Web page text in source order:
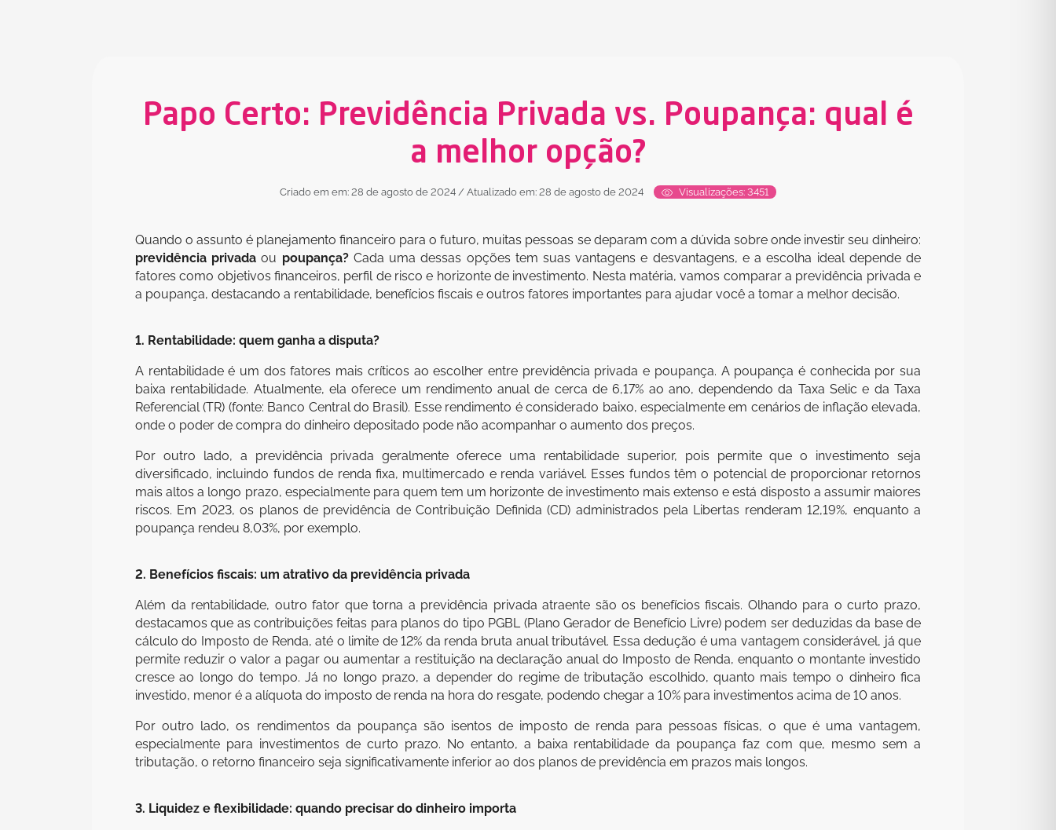
Papo Certo: Previdência Privada vs. Poupança: qual é
a melhor opção?
Criado em em: 28 de agosto de 2024 / Atualizado em: 28 de agosto de 2024 Visualizações: 3451
Quando o assunto é planejamento financeiro para o futuro, muitas pessoas se deparam com a dúvida sobre onde investir seu dinheiro:
previdência privada ou poupança?Cada uma dessas opções tem suas vantagens e desvantagens, e a escolha ideal depende de
fatores como objetivos financeiros, perfil de risco e horizonte de investimento. Nesta matéria, vamos comparar a previdência privada e
a poupança, destacando a rentabilidade, benefícios fiscais e outros fatores importantes para ajudar você a tomar a melhor decisão.
1. Rentabilidade: quem ganha a disputa?
A rentabilidade é um dos fatores mais críticos ao escolher entre previdência privada e poupança. A poupança é conhecida por sua
baixa rentabilidade. Atualmente, ela oferece um rendimento anual de cerca de 6,17% ao ano, dependendo da Taxa Selic e da Taxa
Referencial (TR) (fonte: Banco Central do Brasil). Esse rendimento é considerado baixo, especialmente em cenários de inflação elevada,
onde o poder de compra do dinheiro depositado pode não acompanhar o aumento dos preços.
Por outro lado, a previdência privada geralmente oferece uma rentabilidade superior, pois permite que o investimento seja
diversificado, incluindo fundos de renda fixa, multimercado e renda variável. Esses fundos têm o potencial de proporcionar retornos
mais altos a longo prazo, especialmente para quem tem um horizonte de investimento mais extenso e está disposto a assumir maiores
riscos. Em 2023, os planos de previdência de Contribuição Definida (CD) administrados pela Libertas renderam 12,19%, enquanto a
poupança rendeu 8,03%, por exemplo.
2. Benefícios fiscais: um atrativo da previdência privada
Além da rentabilidade, outro fator que torna a previdência privada atraente são os benefícios fiscais. Olhando para o curto prazo,
destacamos que as contribuições feitas para planos do tipo PGBL (Plano Gerador de Benefício Livre) podem ser deduzidas da base de
cálculo do Imposto de Renda, até o limite de 12% da renda bruta anual tributável. Essa dedução é uma vantagem considerável, já que
permite reduzir o valor a pagar ou aumentar a restituição na declaração anual do Imposto de Renda, enquanto o montante investido
cresce ao longo do tempo. Já no longo prazo, a depender do regime de tributação escolhido, quanto mais tempo o dinheiro fica
investido, menor é a alíquota do imposto de renda na hora do resgate, podendo chegar a 10% para investimentos acima de 10 anos.
Por outro lado, os rendimentos da poupança são isentos de imposto de renda para pessoas físicas, o que é uma vantagem,
especialmente para investimentos de curto prazo. No entanto, a baixa rentabilidade da poupança faz com que, mesmo sem a
tributação, o retorno financeiro seja significativamente inferior ao dos planos de previdência em prazos mais longos.
3. Liquidez e flexibilidade: quando precisar do dinheiro importa